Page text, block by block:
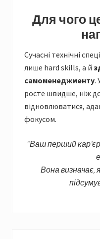
Для чого
Сучасні технічні
лише hard skills, а й
самоменеджменту.
росте швидше, ніж
відновлюватися,
фокусом.
“Ваш перший
Вона визначає,